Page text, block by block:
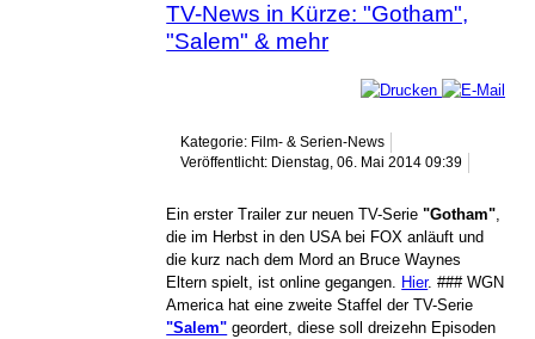
TV-News in Kürze: "Gotham",
"Salem" & mehr
Kategorie: Film- & Serien-News
Veröffentlicht: Dienstag, 06. Mai 2014 09:39
Ein erster Trailer zur neuen TV-Serie"Gotham"
die im Herbst in den USA bei FOX anläuft und
die kurz nach dem Mord an Bruce Waynes
Eltern spielt, ist online gegangen.
Hier. ### WGN
America hat eine zweite Staffel der TV-Serie
"Salem" geordert, diese soll dreizehn Episoden